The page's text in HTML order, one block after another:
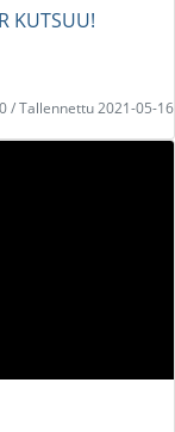
KUTSUU!
/ Tallennettu 2021-05-16